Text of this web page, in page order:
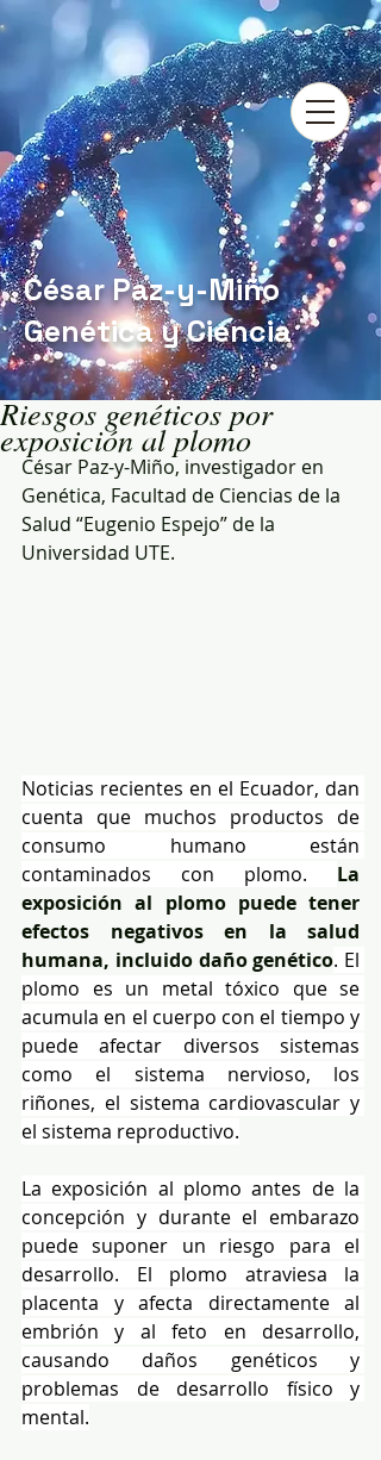
César Paz-y-Miño
Genética y Ciencia
Riesgos genéticos por
exposición al plomo
César Paz-y-Miño, investigador en
Genética, Facultad de Ciencias de la
Salud “Eugenio Espejo” de la
Universidad UTE.
Noticias recientes en el Ecuador, dan
cuenta que muchos productos de
consumo humano están
contaminados con plomo. La
exposición al plomo puede tener
efectos negativos en la salud
humana, incluido daño genético. El
plomo es un metal tóxico que se
acumula en el cuerpo con el tiempo y
puede afectar diversos sistemas
como el sistema nervioso, los
riñones, el sistema cardiovascular y
el sistema reproductivo.
La exposición al plomo antes de la
concepción y durante el embarazo
puede suponer un riesgo para el
desarrollo. El plomo atraviesa la
placenta y afecta directamente al
embrión y al feto en desarrollo,
causando daños genéticos y
problemas de desarrollo físico y
mental.